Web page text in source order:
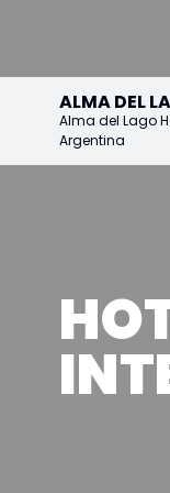
ALMA DEL
Alma del Lago
Argentina